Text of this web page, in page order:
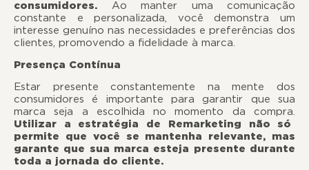
consumidores. Ao manter uma comunicação
constante e personalizada, você demonstra um
interesse genuíno nas necessidades e preferências dos
clientes, promovendo a fidelidade à marca.
Presença Contínua
Estar presente constantemente na mente dos
consumidores é importante para garantir que sua
marca seja a escolhida no momento da compra.
Utilizar a estratégia de Remarketing não só
permite que você se mantenha relevante, mas
garante que sua marca esteja presente durante
toda a jornada do cliente.